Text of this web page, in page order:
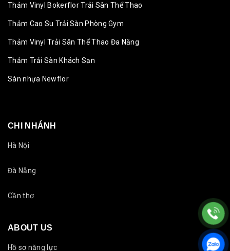
Thảm Vinyl Bokerflor Trải Sân Thể Thao
Thảm Cao Su Trải Sàn Phòng Gym
Thảm Vinyl Trải Sân Thể Thao Đa Năng
Thảm Trải Sàn Khách Sạn
Sàn nhựa Newflor
CHI NHÁNH
Hà Nội
Đà Nẵng
Cần thơ
ABOUT US
Hồ sơ năng lực